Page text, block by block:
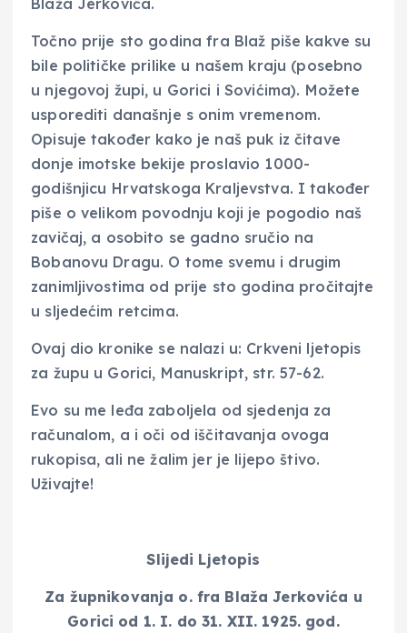
Blaža Jerkovića.
Točno prije sto godina fra Blaž piše kakve su
bile političke prilike u našem kraju (posebno
u njegovoj župi, u Gorici i Sovićima). Možete
usporediti današnje s onim vremenom.
Opisuje također kako je naš puk iz čitave
donje imotske bekije proslavio 1000-
godišnjicu Hrvatskoga Kraljevstva. I također
piše o velikom povodnju koji je pogodio naš
zavičaj, a osobito se gadno sručio na
Bobanovu Dragu. O tome svemu i drugim
zanimljivostima od prije sto godina pročitajte
u sljedećim retcima.
Ovaj dio kronike se nalazi u: Crkveni ljetopis
za župu u Gorici, Manuskript, str. 57-62.
Evo su me leđa zaboljela od sjedenja za
računalom, a i oči od iščitavanja ovoga
rukopisa, ali ne žalim jer je lijepo štivo.
Uživajte!
Slijedi Ljetopis
Za župnikovanja o. fra Blaža Jerkovića u
Gorici od 1. I. do 31. XII. 1925. god.